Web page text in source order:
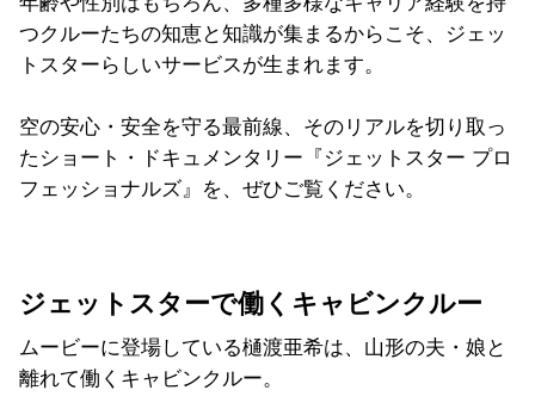
つクルーたちの知恵と知識が集まるからこそ、ジェッ
トスターらしいサービスが生まれます。
空の安心・安全を守る最前線、そのリアルを切り取っ
たショート・
ドキュメンタリー『ジェットスター プロ
フェッショナルズ』を、ぜひご覧ください。
ジェットスターで働くキャビンクルー
ムービーに登場している樋渡亜希は、山形の夫・ 娘と
離れて働くキャビンクルー。